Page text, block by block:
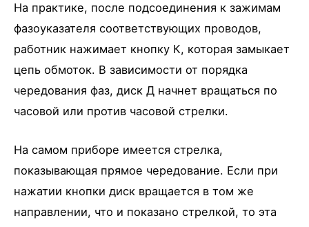
На практике, после подсоединения к зажимам
фазоуказателя соответствующих проводов,
работник нажимает кнопку К, которая замыкает
цепь обмоток. В зависимости от порядка
чередования фаз, диск Д начнет вращаться по
часовой или против часовой стрелки.
На самом приборе имеется стрелка,
показывающая прямое чередование. Если при
нажатии кнопки диск вращается в том же
направлении, что и показано стрелкой, то эта